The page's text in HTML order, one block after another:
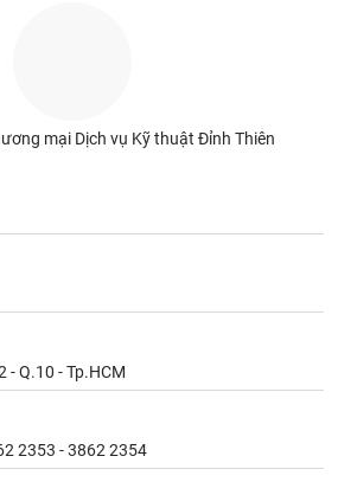
mại Dịch vụ Kỹ thuật Đỉnh Thiên
- Q.10 - Tp.HCM
2353 - 3862 2354